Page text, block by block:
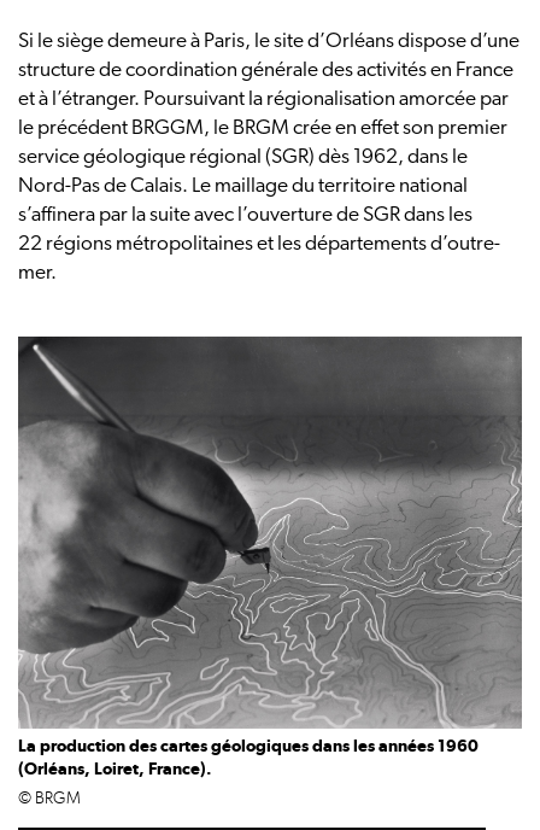
Si le siège demeure à Paris, le site d’Orléans dispose d’une
structure de coordination générale des activités en France
et à l’étranger. Poursuivant la régionalisation amorcée par
le précédent BRGGM, le BRGM crée en effet son premier
service géologique régional (SGR) dès 1962, dans le
Nord-Pas de Calais. Le maillage du territoire national
s’affinera par la suite avec l’ouverture de SGR dans les
22 régions métropolitaines et les départements d’outre-
mer.
La production des cartes géologiques dans les années 1960
(Orléans, Loiret, France).
© BRGM